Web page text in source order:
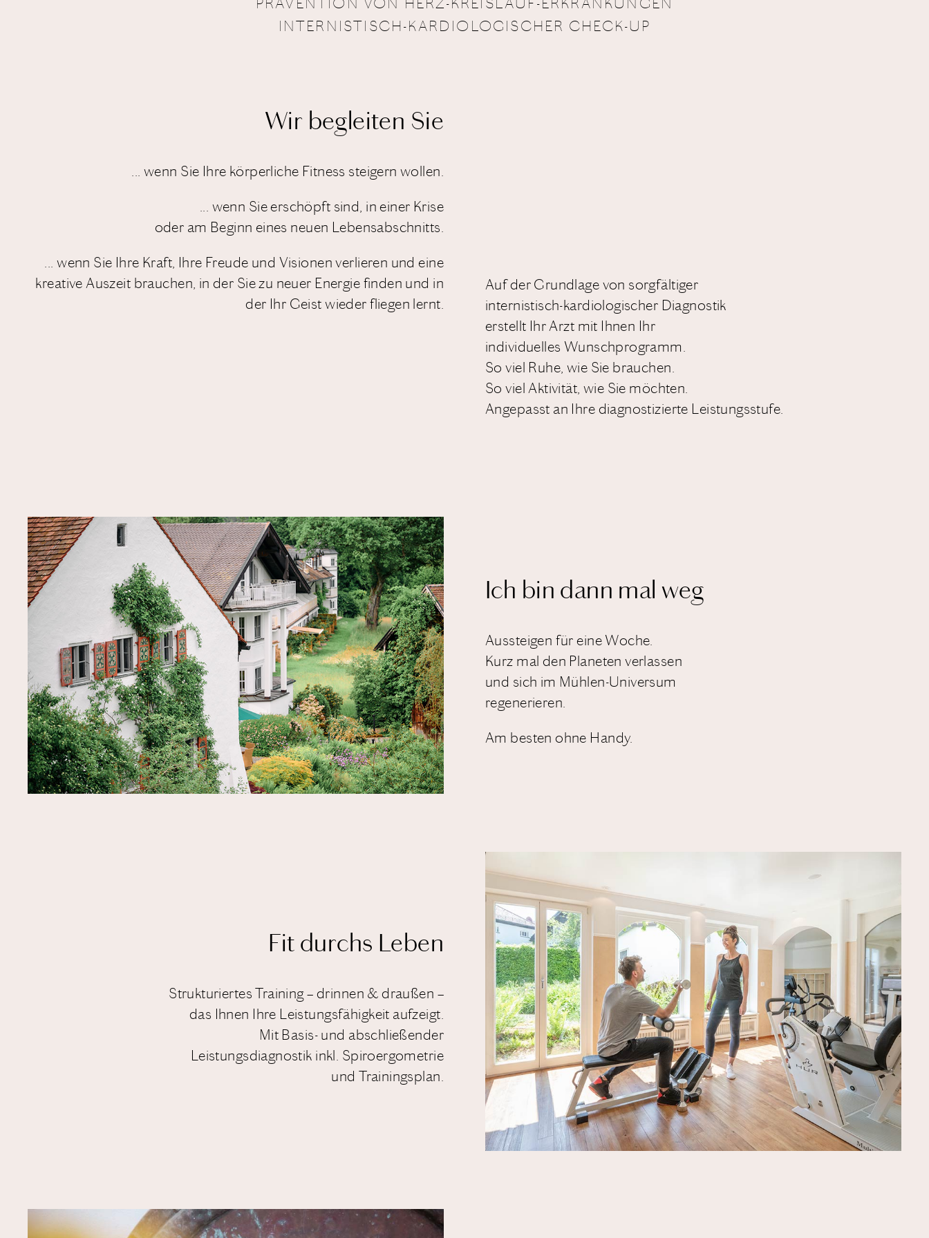
INTERNISTISCH-KARDIOLOGISCHER CHECK-UP
Wir begleiten Sie
... wenn Sie Ihre körperliche Fitness steigern wollen.
... wenn Sie erschöpft sind, in einer Krise
oder am Beginn eines neuen Lebensabschnitts.
... wenn Sie Ihre Kraft, Ihre Freude und Visionen verlieren und eine
kreative Auszeit brauchen, in der Sie zu neuer Energie finden und in
der Ihr Geist wieder fliegen lernt.
Auf der Grundlage von sorgfältiger
internistisch-kardiologischer Diagnostik
erstellt Ihr Arzt mit Ihnen Ihr
individuelles Wunschprogramm.
So viel Ruhe, wie Sie brauchen.
So viel Aktivität, wie Sie möchten.
Angepasst an Ihre diagnostizierte Leistungsstufe.
Ich bin dann mal weg
Aussteigen für eine Woche.
Kurz mal den Planeten verlassen
und sich im Mühlen-Universum
regenerieren.
Am besten ohne Handy.
Fit durchs Leben
Strukturiertes Training – drinnen & draußen –
das Ihnen Ihre Leistungsfähigkeit aufzeigt.
Mit Basis- und abschließender
Leistungsdiagnostik inkl. Spiroergometrie
und Trainingsplan.